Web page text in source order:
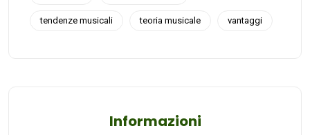
tendenze musicali teoria musicale vantaggi
Informazioni